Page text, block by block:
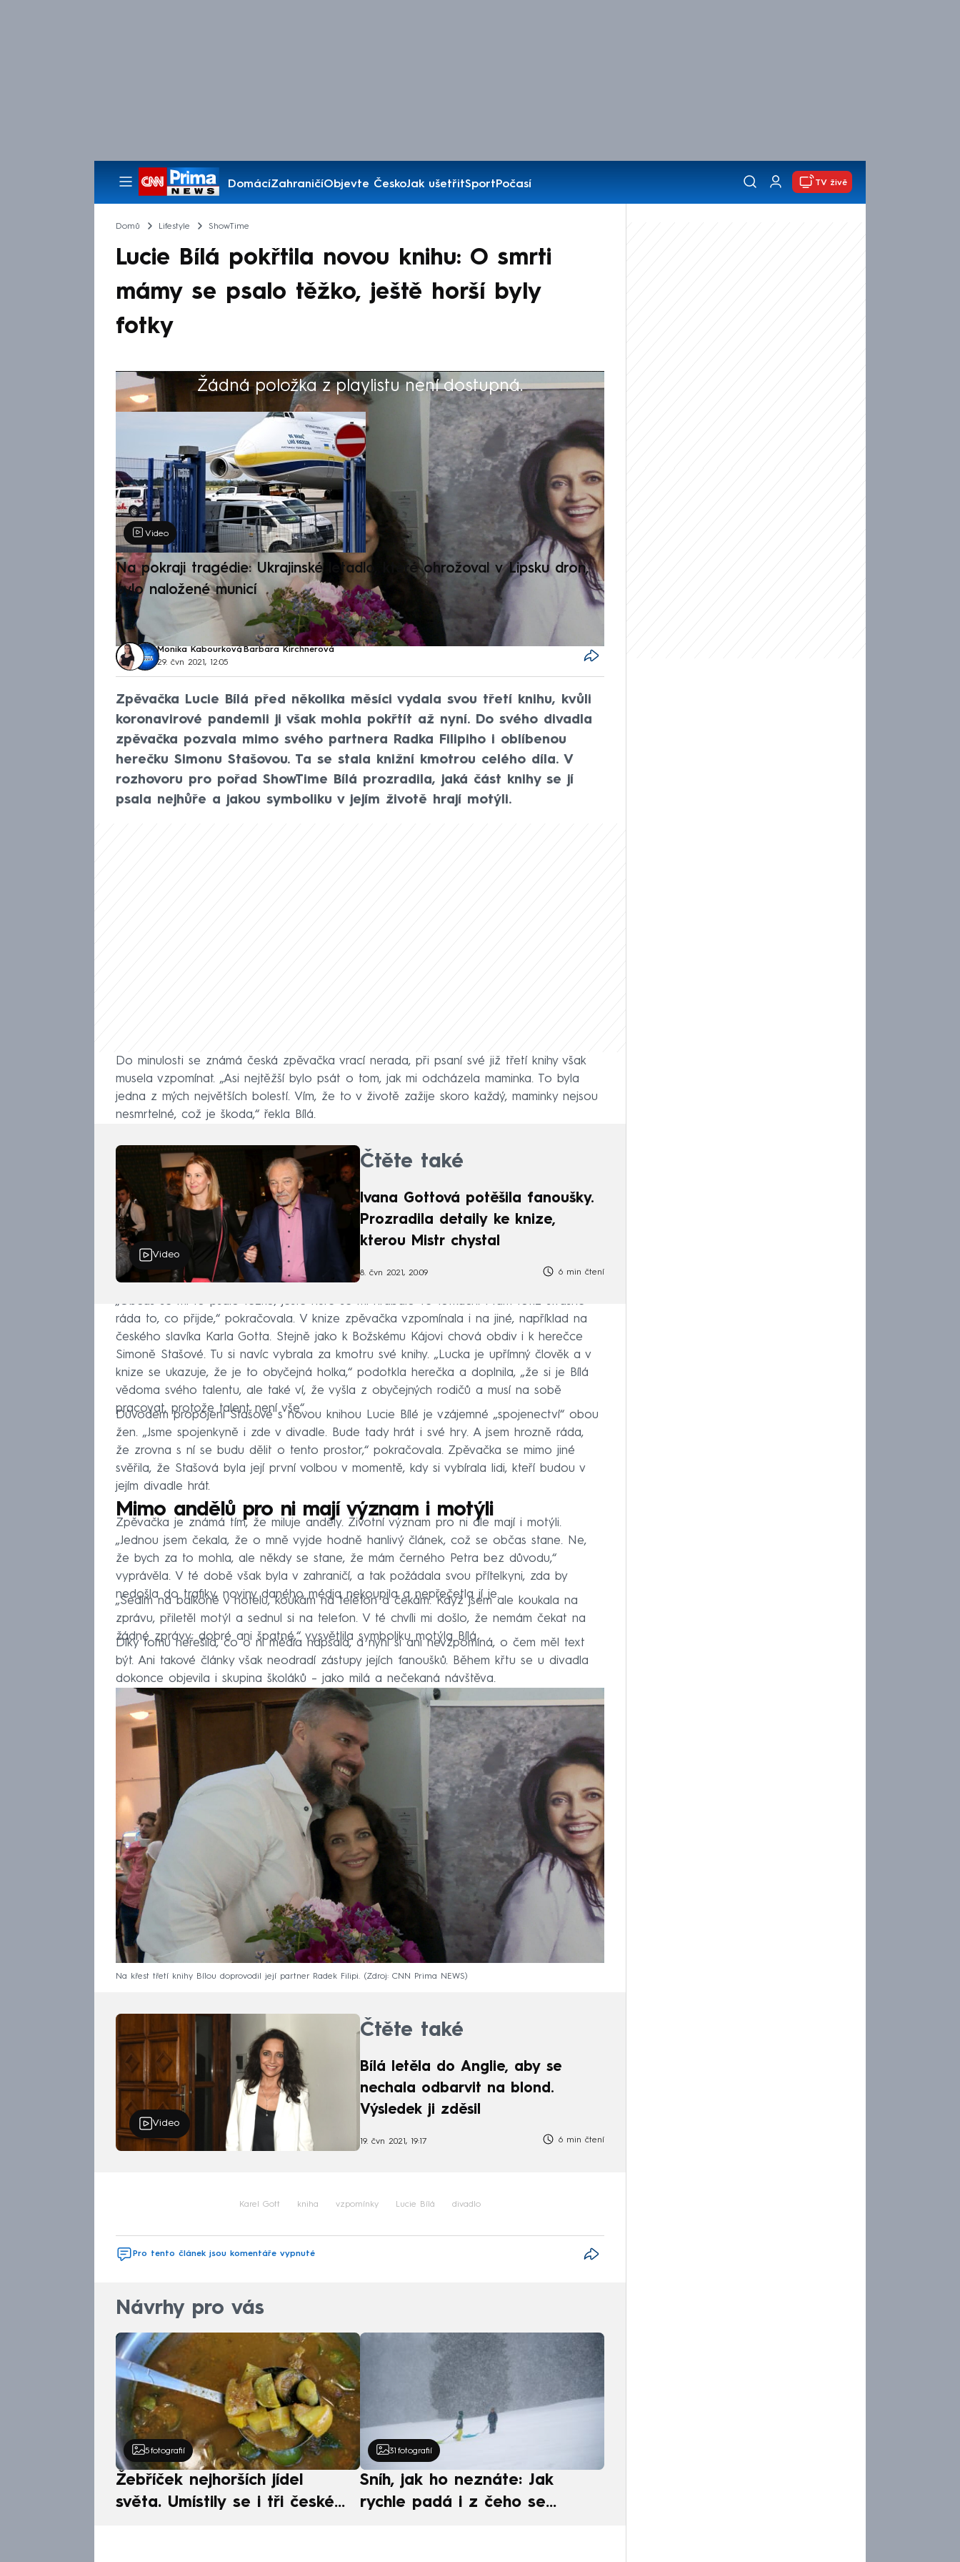
DomácíZahraničíObjevte ČeskoJak ušetřitSportPočasí
Pořady
TV živě
Domů Lifestyle ShowTime
Lucie Bílá pokřtila novou knihu: O smrti
mámy se psalo těžko, ještě horší byly
fotky
Žádná položka z playlistu není dostupná.
Výběr redakce
Video
Na pokraji tragédie: Ukrajinské letadlo, které ohrožoval v Lipsku dron,
bylo naložené municí
Monika Kabourková, Barbara Kirchnerová
29. čvn 2021, 12:05
Zpěvačka Lucie Bílá před několika měsíci vydala svou třetí knihu, kvůli
koronavirové pandemii ji však mohla pokřtít až nyní. Do svého divadla
zpěvačka pozvala mimo svého partnera Radka Filipiho i oblíbenou
herečku Simonu Stašovou. Ta se stala knižní kmotrou celého díla. V
rozhovoru pro pořad ShowTime Bílá prozradila, jaká část knihy se jí
psala nejhůře a jakou symboliku v jejím životě hrají motýli.
Do minulosti se známá česká zpěvačka vrací nerada, při psaní své již třetí knihy však
musela vzpomínat. „Asi nejtěžší bylo psát o tom, jak mi odcházela maminka. To byla
jedna z mých největších bolestí. Vím, že to v životě zažije skoro každý, maminky nejsou
nesmrtelné, což je škoda,“ řekla Bílá.
Video
Čtěte také
Ivana Gottová potěšila fanoušky.
Prozradila detaily ke knize,
kterou Mistr chystal
8. čvn 2021, 20:09 6 min čtení
„Občas se mi to psalo těžko, ještě hůře se mi hrabalo ve fotkách. Mám totiž strašně
ráda to, co přijde,“ pokračovala. V knize zpěvačka vzpomínala i na jiné, například na
českého slavíka Karla Gotta. Stejně jako k Božskému Kájovi chová obdiv i k herečce
Simoně Stašové. Tu si navíc vybrala za kmotru své knihy. „Lucka je upřímný člověk a v
knize se ukazuje, že je to obyčejná holka,“ podotkla herečka a doplnila, „že si je Bílá
vědoma svého talentu, ale také ví, že vyšla z obyčejných rodičů a musí na sobě
pracovat, protože talent není vše“.
Důvodem propojení Stašové s novou knihou Lucie Bílé je vzájemné „spojenectví“ obou
žen. „Jsme spojenkyně i zde v divadle. Bude tady hrát i své hry. A jsem hrozně ráda,
že zrovna s ní se budu dělit o tento prostor,“ pokračovala. Zpěvačka se mimo jiné
svěřila, že Stašová byla její první volbou v momentě, kdy si vybírala lidi, kteří budou v
jejím divadle hrát.
Mimo andělů pro ni mají význam i motýli
Zpěvačka je známá tím, že miluje anděly. Životní význam pro ni ale mají i motýli.
„Jednou jsem čekala, že o mně vyjde hodně hanlivý článek, což se občas stane. Ne,
že bych za to mohla, ale někdy se stane, že mám černého Petra bez důvodu,“
vyprávěla. V té době však byla v zahraničí, a tak požádala svou přítelkyni, zda by
nedošla do trafiky, noviny daného média nekoupila a nepřečetla jí je.
„Sedím na balkoně v hotelu, koukám na telefon a čekám. Když jsem ale koukala na
zprávu, přiletěl motýl a sednul si na telefon. V té chvíli mi došlo, že nemám čekat na
žádné zprávy: dobré ani špatné,“ vysvětlila symboliku motýla Bílá.
Díky tomu neřešila, co o ní média napsala, a nyní si ani nevzpomíná, o čem měl text
být. Ani takové články však neodradí zástupy jejích fanoušků. Během křtu se u divadla
dokonce objevila i skupina školáků – jako milá a nečekaná návštěva.
Na křest třetí knihy Bílou doprovodil její partner Radek Filipi. Zdroj: CNN Prima NEWS
Video
Čtěte také
Bílá letěla do Anglie, aby se
nechala odbarvit na blond.
Výsledek ji zděsil
19. čvn 2021, 19:17 6 min čtení
Karel Gott kniha vzpomínky Lucie Bílá divadlo
Pro tento článek jsou komentáře vypnuté
Návrhy pro vás
5 fotografií
Žebříček nejhorších jídel
světa. Umístily se i tři české
31 fotografií
Sníh, jak ho neznáte: Jak
rychle padá i z čeho se